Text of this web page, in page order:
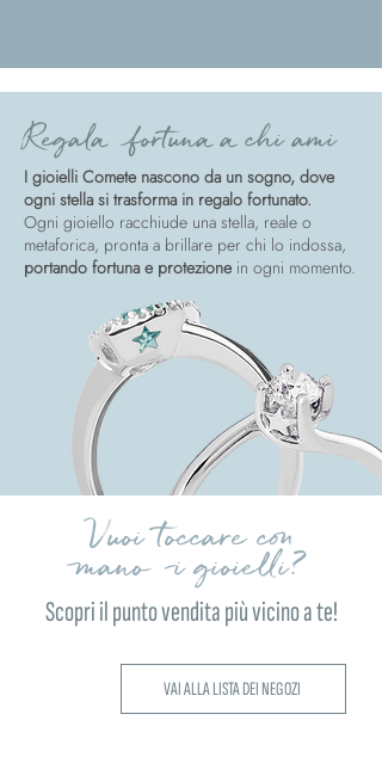
Regala fortuna a chi ami
I gioielli Comete nascono da un sogno, dove
ogni stella si trasforma in regalo fortunato.
Ogni gioiello racchiude una stella, reale o
metaforica, pronta a brillare per chi lo indossa,
portando fortuna e protezione in ogni momento.
Vuoi toccare con
mano i gioielli?
Scopri il punto vendita più vicino a te!
VAI ALLA LISTA DEI NEGOZI